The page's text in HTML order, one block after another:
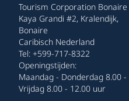
Tourism Corporation Bonaire
Kaya Grandi #2, Kralendijk,
Bonaire
Caribisch Nederland
Tel: +599-717-8322
Openingstijden:
Maandag - Donderdag 8.00
Vrijdag 8.00 - 12.00 uur